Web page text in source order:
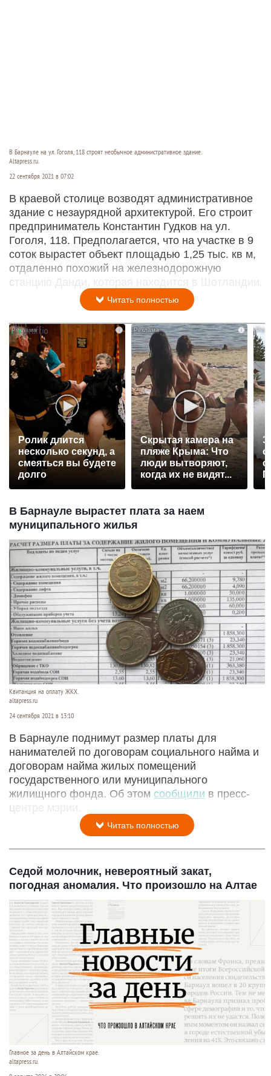
В Барнауле на ул. Гоголя, 118 строят необычное административное здание.
Altapress.ru.
22 сентября 2021 в 07:02
В краевой столице возводят административное
здание с незаурядной архитектурой. Его строит
предприниматель Константин Гудков на ул.
Гоголя, 118. Предполагается, что на участке в 9
соток вырастет объект площадью 1,25 тыс. кв м,
отдаленно похожий на железнодорожную
станцию Данди, которая находится в Шотландии.
Читать полностью
Ролик длится
несколько секунд, а
смеяться вы будете
долго
i
Скрытая камера на
пляже Крыма: Что
люди вытворяют,
когда их не видят...
В Барнауле вырастет плата за наем
муниципального жилья
Квитанция на оплату ЖКХ.
altapress.ru
24 сентября 2021 в 13:10
В Барнауле поднимут размер платы для
нанимателей по договорам социального найма и
договорам найма жилых помещений
государственного или муниципального
жилищного фонда. Об этом сообщили в пресс-
центре мэрии.
Читать полностью
Седой молочник, невероятный закат,
погодная аномалия. Что произошло на Алтае
Главное за день в Алтайском крае.
altapress.ru.